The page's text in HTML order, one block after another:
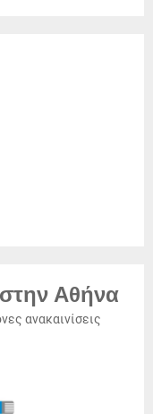
στην Αθήνα
ανακαινίσεις